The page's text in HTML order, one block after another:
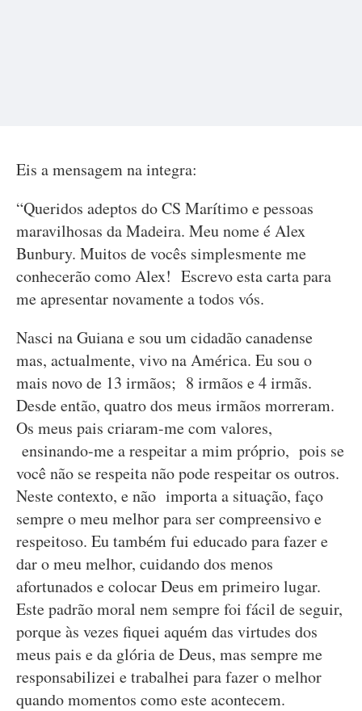
Eis a mensagem na integra:
“Queridos adeptos do CS Marítimo e pessoas
maravilhosas da Madeira. Meu nome é Alex
Bunbury. Muitos de vocês simplesmente me
conhecerão como Alex! Escrevo esta carta para
me apresentar novamente a todos vós.
Nasci na Guiana e sou um cidadão canadense
mas, actualmente, vivo na América. Eu sou o
mais novo de 13 irmãos; 8 irmãos e 4 irmãs.
Desde então, quatro dos meus irmãos morreram.
Os meus pais criaram-me com valores,
ensinando-me a respeitar a mim próprio, pois se
você não se respeita não pode respeitar os outros.
Neste contexto, e não importa a situação, faço
sempre o meu melhor para ser compreensivo e
respeitoso. Eu também fui educado para fazer e
dar o meu melhor, cuidando dos menos
afortunados e colocar Deus em primeiro lugar.
Este padrão moral nem sempre foi fácil de seguir,
porque às vezes fiquei aquém das virtudes dos
meus pais e da glória de Deus, mas sempre me
responsabilizei e trabalhei para fazer o melhor
quando momentos como este acontecem.